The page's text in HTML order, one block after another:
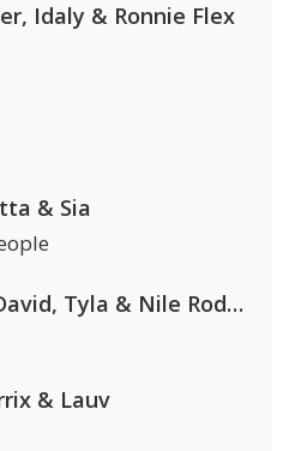
Idaly & Ronnie Flex
& Sia
Damiano David, Tyla & Nile Rodgers
& Lauv